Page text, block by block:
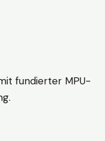
fundierter MPU-